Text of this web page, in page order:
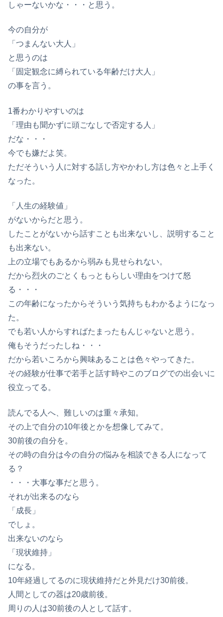
しゃーないかな・・・と思う。
今の自分が
「つまんない大人」
と思うのは
「固定観念に縛られている年齢だけ大人」
の事を言う。
1番わかりやすいのは
「理由も聞かずに頭ごなしで否定する人」
だな・・・
今でも嫌だよ笑。
ただそういう人に対する話し方やかわし方は色々と上手く
なった。
「人生の経験値」
がないからだと思う。
したことがないから話すことも出来ないし、説明すること
も出来ない。
上の立場でもあるから弱みも見せられない。
だから烈火のごとくもっともらしい理由をつけて怒
る・・・
この年齢になったからそういう気持ちもわかるようになっ
た。
でも若い人からすればたまったもんじゃないと思う。
俺もそうだったしね・・・
だから若いころから興味あることは色々やってきた。
その経験が仕事で若手と話す時やこのブログでの出会いに
役立ってる。
読んでる人へ、難しいのは重々承知。
その上で自分の10年後とかを想像してみて。
30前後の自分を。
その時の自分は今の自分の悩みを相談できる人になって
る？
・・・大事な事だと思う。
それが出来るのなら
「成長」
でしょ。
出来ないのなら
「現状維持」
になる。
10年経過してるのに現状維持だと外見だけ30前後。
人間としての器は20歳前後。
周りの人は30前後の人として話す。